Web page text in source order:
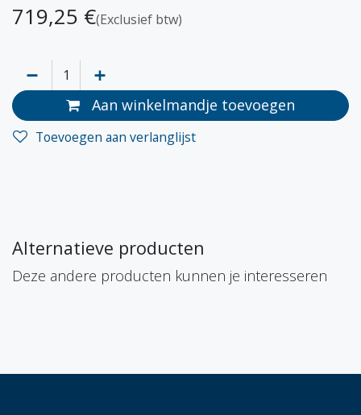
719,25 €(Exclusief btw)
Aan winkelmandje toevoegen
Toevoegen aan verlanglijst
Alternatieve producten
Deze andere producten kunnen je interesseren